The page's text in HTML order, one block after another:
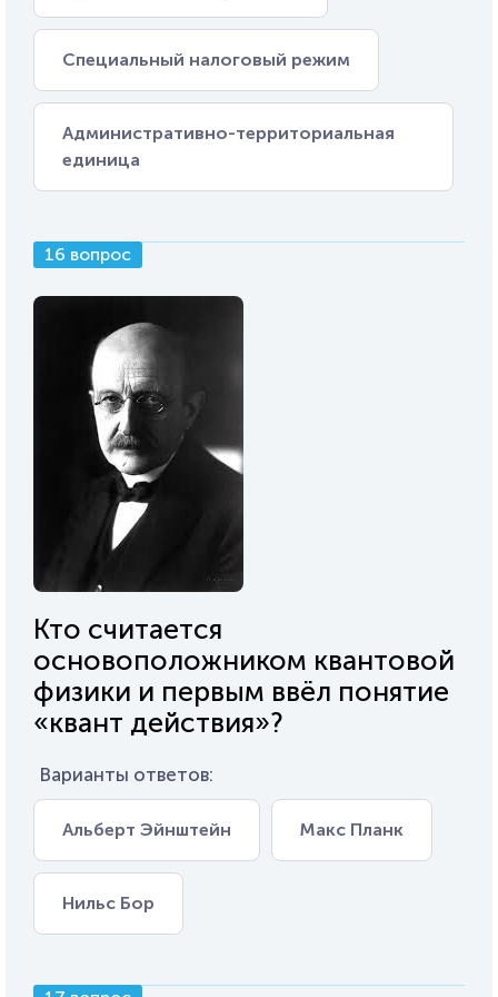
Специальный налоговый режим
Административно-территориальная
единица
16 вопрос
Кто считается
основоположником квантовой
физики и первым ввёл понятие
«квант действия»?
Варианты ответов:
Альберт Эйнштейн Макс Планк
Нильс Бор